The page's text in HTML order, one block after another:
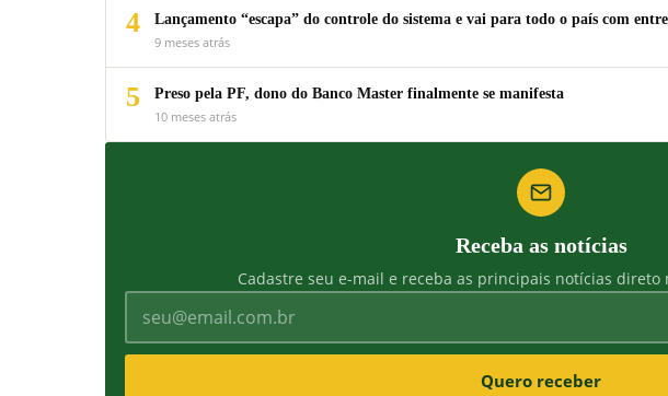
4
Lançamento “escapa” do controle do sistema e vai para todo o país com
9 meses atrás
5
Preso pela PF, dono do Banco Master finalmente se manifesta
10 meses atrás
Receba as notícias
Cadastre seu e-mail e receba as principais notícias direto
Quero receber